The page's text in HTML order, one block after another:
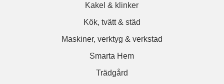
Kakel & klinker
Kök, tvätt & städ
Maskiner, verktyg & verkstad
Smarta Hem
Trädgård